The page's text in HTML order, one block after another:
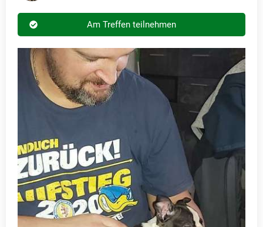
Am Treffen teilnehmen